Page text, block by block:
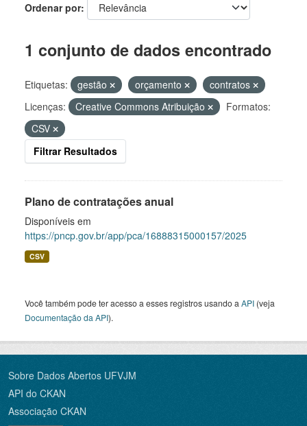
Ordenar por
1 conjunto de dados encontrado
Etiquetas: gestão orçamento
contratos
Licenças:
Creative Commons Atribuição
Formatos:
CSV
Filtrar Resultados
Plano de contratações anual
Disponíveis em
https://pncp.gov.br/app/pca/16888315000157/2025
CSV
Você também pode ter acesso a esses registros usando a API (veja
Documentação da API).
Sobre Dados Abertos UFVJM
API do CKAN
Associação CKAN